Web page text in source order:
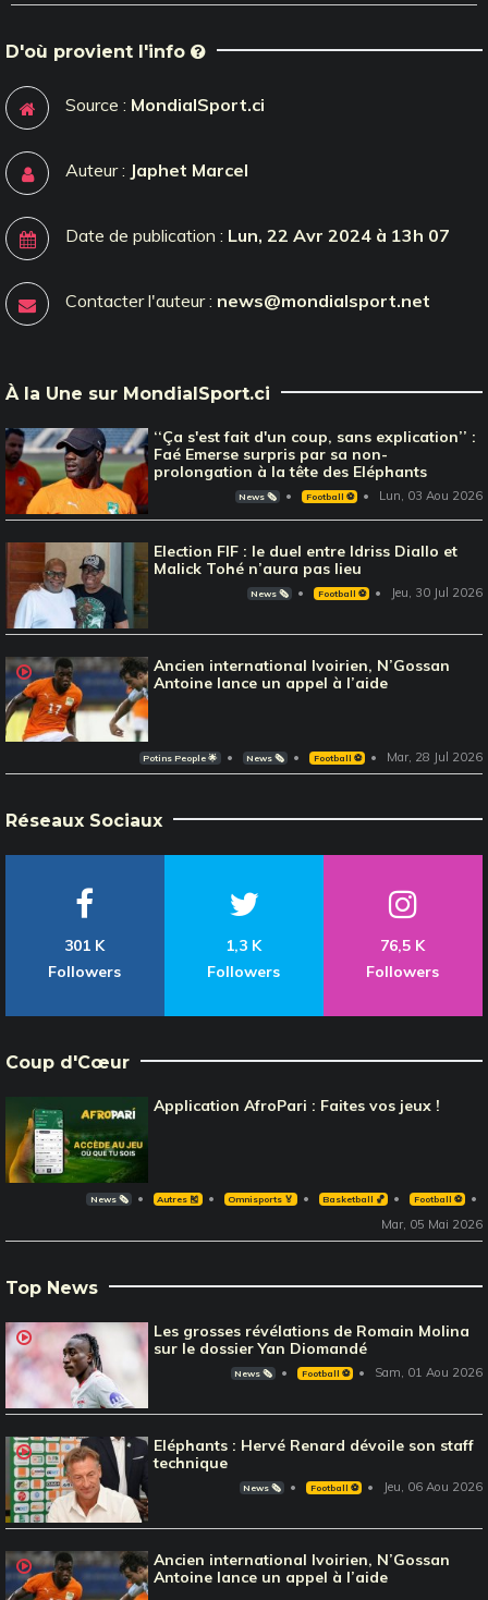
D'où provient l'info
Source : MondialSport.ci
Auteur : Japhet Marcel
Date de publication : Lun, 22 Avr 2024 à 13h 07
Contacter l'auteur : news@mondialsport.net
À la Une sur MondialSport.ci
‘‘Ça s'est fait d'un coup, sans explication’’ :
Faé Emerse surpris par sa non-
prolongation à la tête des Eléphants
News 🗞️ Football ⚽️ Lun, 03 Aou 2026
Election FIF : le duel entre Idriss Diallo et
Malick Tohé n’aura pas lieu
News 🗞️ Football ⚽️ Jeu, 30 Jul 2026
Ancien international Ivoirien, N’Gossan
Antoine lance un appel à l’aide
Potins People 🌟 News 🗞️ Football ⚽️ Mar, 28 Jul 2026
Réseaux Sociaux
301 K
Followers
1,3 K
Followers
76,5 K
Followers
Coup d'Cœur
Application AfroPari : Faites vos jeux !
News 🗞️ Autres 🎽 Omnisports 🏅 Basketball 🏀 Football ⚽️
Mar, 05 Mai 2026
Top News
Les grosses révélations de Romain Molina
sur le dossier Yan Diomandé
News 🗞️ Football ⚽️ Sam, 01 Aou 2026
Eléphants : Hervé Renard dévoile son staff
technique
News 🗞️ Football ⚽️ Jeu, 06 Aou 2026
Ancien international Ivoirien, N’Gossan
Antoine lance un appel à l’aide